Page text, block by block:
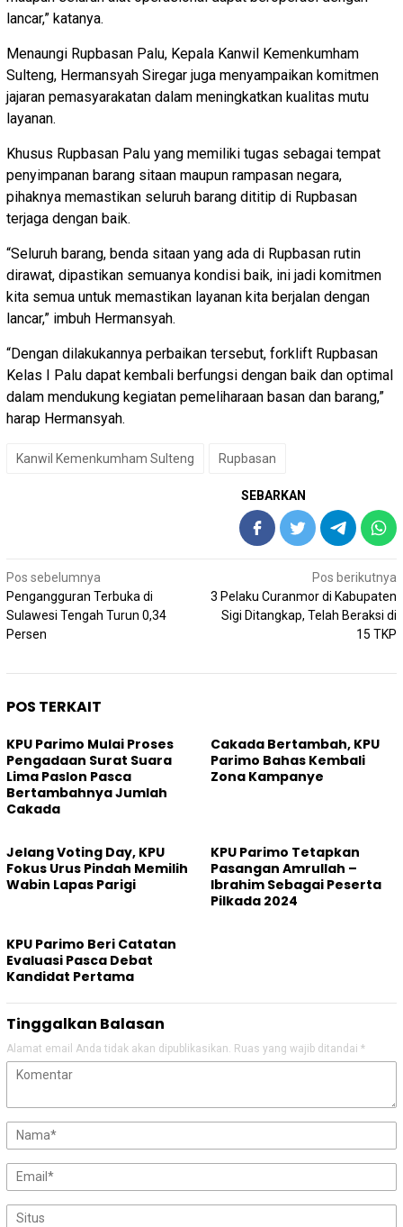
lancar,” katanya.
Menaungi Rupbasan Palu, Kepala Kanwil Kemenkumham
Sulteng, Hermansyah Siregar juga menyampaikan komitmen
jajaran pemasyarakatan dalam meningkatkan kualitas mutu
layanan.
Khusus Rupbasan Palu yang memiliki tugas sebagai tempat
penyimpanan barang sitaan maupun rampasan negara,
pihaknya memastikan seluruh barang dititip di Rupbasan
terjaga dengan baik.
“Seluruh barang, benda sitaan yang ada di Rupbasan rutin
dirawat, dipastikan semuanya kondisi baik, ini jadi komitmen
kita semua untuk memastikan layanan kita berjalan dengan
lancar,” imbuh Hermansyah.
“Dengan dilakukannya perbaikan tersebut, forklift Rupbasan
Kelas I Palu dapat kembali berfungsi dengan baik dan optimal
dalam mendukung kegiatan pemeliharaan basan dan barang,”
harap Hermansyah.
Kanwil Kemenkumham Sulteng Rupbasan
SEBARKAN
Navigasi
pos
Pos sebelumnya
Pengangguran Terbuka di
Sulawesi Tengah Turun 0,34
Persen
Pos berikutnya
3 Pelaku Curanmor di Kabupaten
Sigi Ditangkap, Telah Beraksi di
15 TKP
POS TERKAIT
KPU Parimo Mulai Proses
Pengadaan Surat Suara
Lima Paslon Pasca
Bertambahnya Jumlah
Cakada
Cakada Bertambah, KPU
Parimo Bahas Kembali
Zona Kampanye
Jelang Voting Day, KPU
Fokus Urus Pindah Memilih
Wabin Lapas Parigi
KPU Parimo Tetapkan
Pasangan Amrullah –
Ibrahim Sebagai Peserta
Pilkada 2024
KPU Parimo Beri Catatan
Evaluasi Pasca Debat
Kandidat Pertama
Tinggalkan Balasan
Alamat email Anda tidak akan dipublikasikan. Ruas yang wajib ditandai *